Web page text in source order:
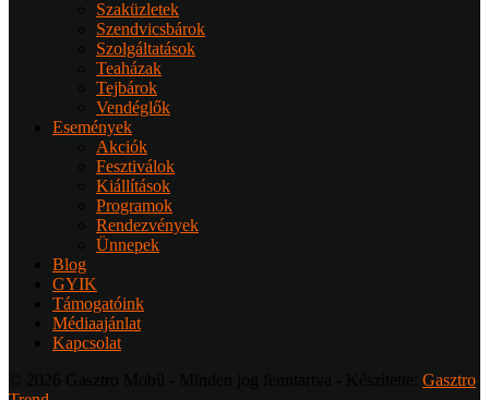
Szaküzletek
Szendvicsbárok
Szolgáltatások
Teaházak
Tejbárok
Vendéglők
Események
Akciók
Fesztiválok
Kiállítások
Programok
Rendezvények
Ünnepek
Blog
GYIK
Támogatóink
Médiaajánlat
Kapcsolat
Gasztro